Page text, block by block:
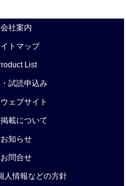
会社案内
トマップ
List
試読申込み
ェブサイト
載について
お知らせ
お問合せ
人情報などの方針